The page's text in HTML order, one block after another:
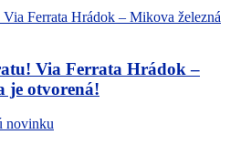
Via Ferrata Hrádok –
je otvorená!
novinku